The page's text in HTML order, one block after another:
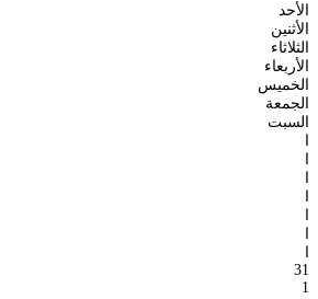
الأحد
الأثنين
الثلاثاء
الأربعاء
الخميس
الجمعة
السبت
ا
ا
ا
ا
ا
ا
ا
31
1